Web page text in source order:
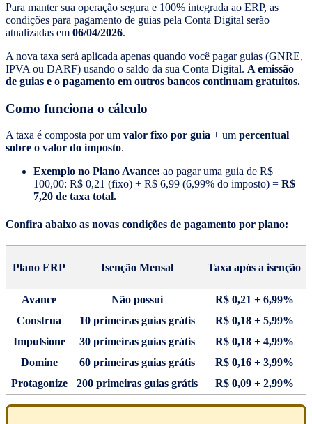
Para manter sua operação segura e 100% integrada ao ERP, as
condições para pagamento de guias pela Conta Digital serão
atualizadas em 06/04/2026.
A nova taxa será aplicada apenas quando você pagar guias (GNRE,
IPVA ou DARF) usando o saldo da sua Conta Digital. A emissão
de guias e o pagamento em outros bancos continuam gratuitos.
Como funciona o cálculo
A taxa é composta por um valor fixo por guia + um percentual
sobre o valor do imposto.
Exemplo no Plano Avance: ao pagar uma guia de R$
100,00: R$ 0,21 (fixo) + R$ 6,99 (6,99% do imposto) = R$
7,20 de taxa total.
Confira abaixo as novas condições de pagamento por plano:
Plano ERP Isenção Mensal Taxa após a isenção
Avance Não possui
R$ 0,21 + 6,99%
Construa
10 primeiras guias grátis
R$ 0,18 + 5,99%
Impulsione
30 primeiras guias grátis
R$ 0,18 + 4,99%
Domine
60 primeiras guias grátis
R$ 0,16 + 3,99%
Protagonize
200 primeiras guias grátis R$ 0,09 + 2,99%